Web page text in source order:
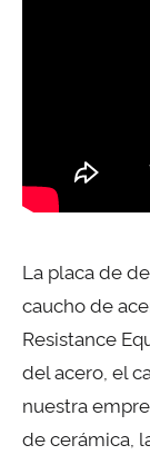
La placa de
caucho de
Resistance
del acero, el
nuestra
de cerámica,